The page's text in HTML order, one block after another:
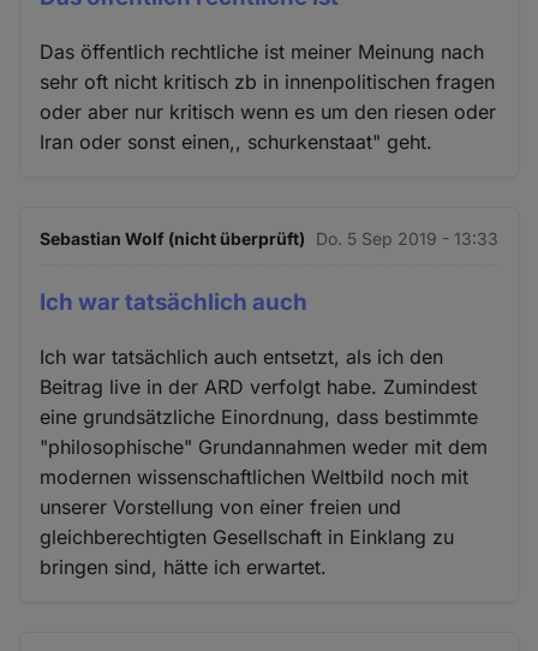
Das öffentlich rechtliche ist meiner Meinung nach
sehr oft nicht kritisch zb in innenpolitischen fragen
oder aber nur kritisch wenn es um den riesen oder
Iran oder sonst einen,, schurkenstaat" geht.
Sebastian Wolf (nicht überprüft) Do. 5 Sep 2019 - 13:33
Ich war tatsächlich auch
Ich war tatsächlich auch entsetzt, als ich den
Beitrag live in der ARD verfolgt habe. Zumindest
eine grundsätzliche Einordnung, dass bestimmte
"philosophische" Grundannahmen weder mit dem
modernen wissenschaftlichen Weltbild noch mit
unserer Vorstellung von einer freien und
gleichberechtigten Gesellschaft in Einklang zu
bringen sind, hätte ich erwartet.